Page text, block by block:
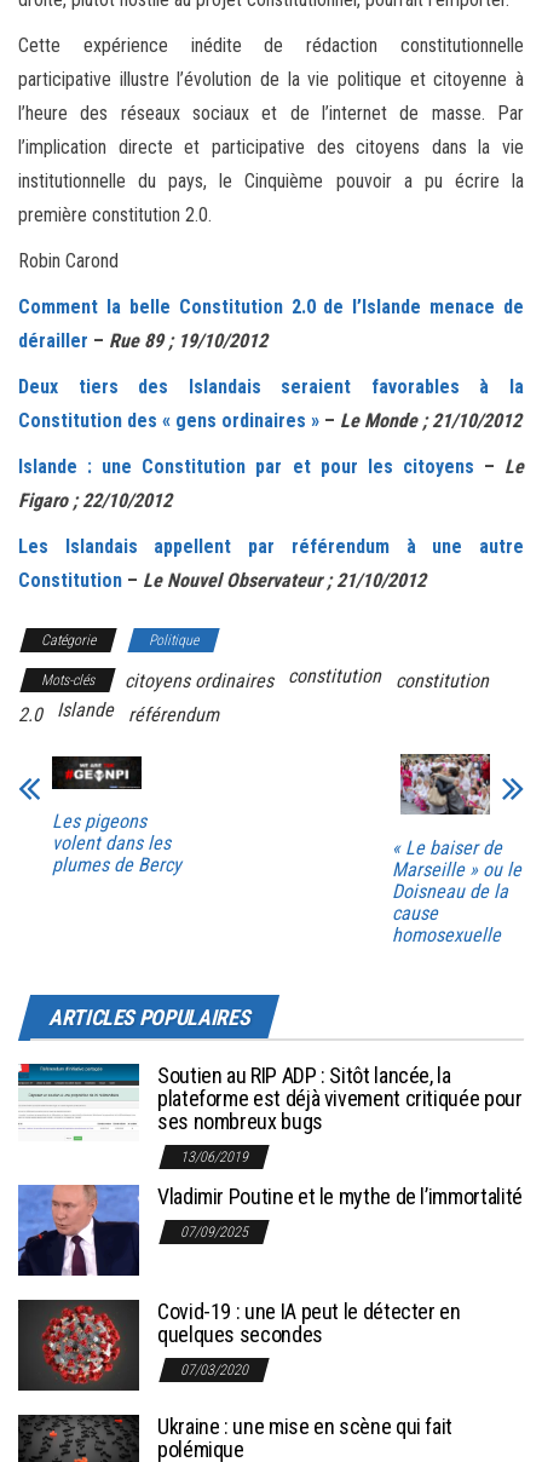
Cette expérience inédite de rédaction constitutionnelle
participative illustre l’évolution de la vie politique et citoyenne à
l’heure des réseaux sociaux et de l’internet de masse. Par
l’implication directe et participative des citoyens dans la vie
institutionnelle du pays, le Cinquième pouvoir a pu écrire la
première constitution 2.0.
Robin Carond
Comment la belle Constitution 2.0 de l’Islande menace de
dérailler – Rue 89 ; 19/10/2012
Deux tiers des Islandais seraient favorables à la
Constitution des « gens ordinaires » – Le Monde ; 21/10/2012
Islande : une Constitution par et pour les citoyens – Le
Figaro ; 22/10/2012
Les Islandais appellent par référendum à une autre
Constitution – Le Nouvel Observateur ; 21/10/2012
Catégorie Politique
Mots-clés citoyens ordinaires constitution
constitution
2.0
Islande référendum
Les pigeons
volent dans les
plumes de Bercy
« Le baiser de
Marseille » ou le
Doisneau de la
cause
homosexuelle
ARTICLES POPULAIRES
Soutien au RIP ADP : Sitôt lancée, la
plateforme est déjà vivement critiquée pour
ses nombreux bugs
13/06/2019
Vladimir Poutine et le mythe de l’immortalité
07/09/2025
Covid-19 : une IA peut le détecter en
quelques secondes
07/03/2020
Ukraine : une mise en scène qui fait
polémique